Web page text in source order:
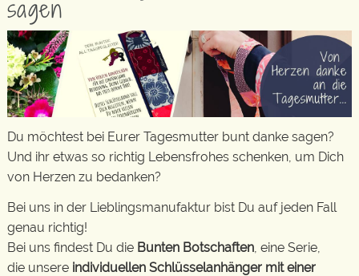
sagen
Du möchtest bei Eurer Tagesmutter bunt danke sagen?
Und ihr etwas so richtig Lebensfrohes schenken, um Dich
von Herzen zu bedanken?
Bei uns in der Lieblingsmanufaktur bist Du auf jeden Fall
genau richtig!
Bei uns findest Du die Bunten Botschaften , eine Serie,
die unsere individuellen Schlüsselanhänger mit einer